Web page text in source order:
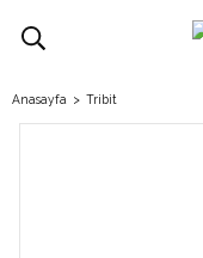
Anasayfa Tribit